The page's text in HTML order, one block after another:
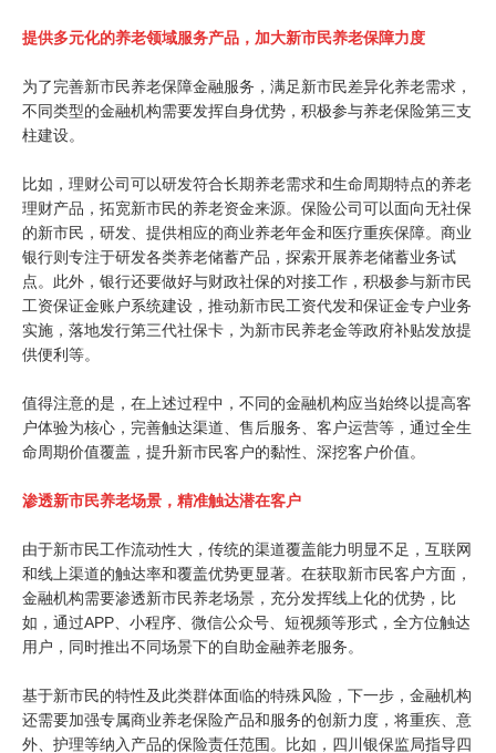
提供多元化的养老领域服务产品，加大新市民养老保障力度
为了完善新市民养老保障金融服务，满足新市民差异化养老需求，
不同类型的金融机构需要发挥自身优势，积极参与养老保险第三支
柱建设。
比如，理财公司可以研发符合长期养老需求和生命周期特点的养老
理财产品，拓宽新市民的养老资金来源。保险公司可以面向无社保
的新市民，研发、提供相应的商业养老年金和医疗重疾保障。商业
银行则专注于研发各类养老储蓄产品，探索开展养老储蓄业务试
点。此外，银行还要做好与财政社保的对接工作，积极参与新市民
工资保证金账户系统建设，推动新市民工资代发和保证金专户业务
实施，落地发行第三代社保卡，为新市民养老金等政府补贴发放提
供便利等。
值得注意的是，在上述过程中，不同的金融机构应当始终以提高客
户体验为核心，完善触达渠道、售后服务、客户运营等，通过全生
命周期价值覆盖，提升新市民客户的黏性、深挖客户价值。
渗透新市民养老场景，精准触达潜在客户
由于新市民工作流动性大，传统的渠道覆盖能力明显不足，互联网
和线上渠道的触达率和覆盖优势更显著。在获取新市民客户方面，
金融机构需要渗透新市民养老场景，充分发挥线上化的优势，比
如，通过APP、小程序、微信公众号、短视频等形式，全方位触达
用户，同时推出不同场景下的自助金融养老服务。
基于新市民的特性及此类群体面临的特殊风险，下一步，金融机构
还需要加强专属商业养老保险产品和服务的创新力度，将重疾、意
外、护理等纳入产品的保险责任范围。比如，四川银保监局指导四